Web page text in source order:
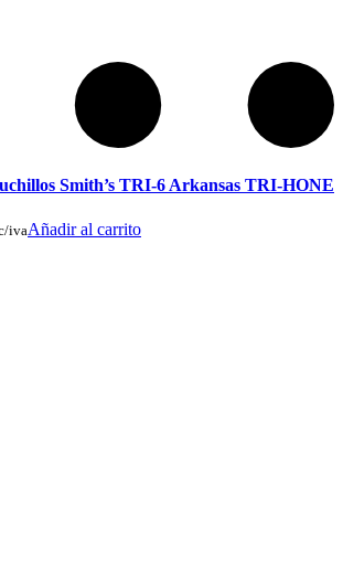
Smith’s TRI-6 Arkansas TRI-HONE
ivaAñadir al carrito